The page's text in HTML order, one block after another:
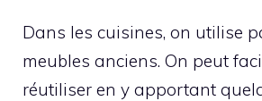
Dans les cuisines, on utilise
meubles anciens. On peut
réutiliser en y apportant